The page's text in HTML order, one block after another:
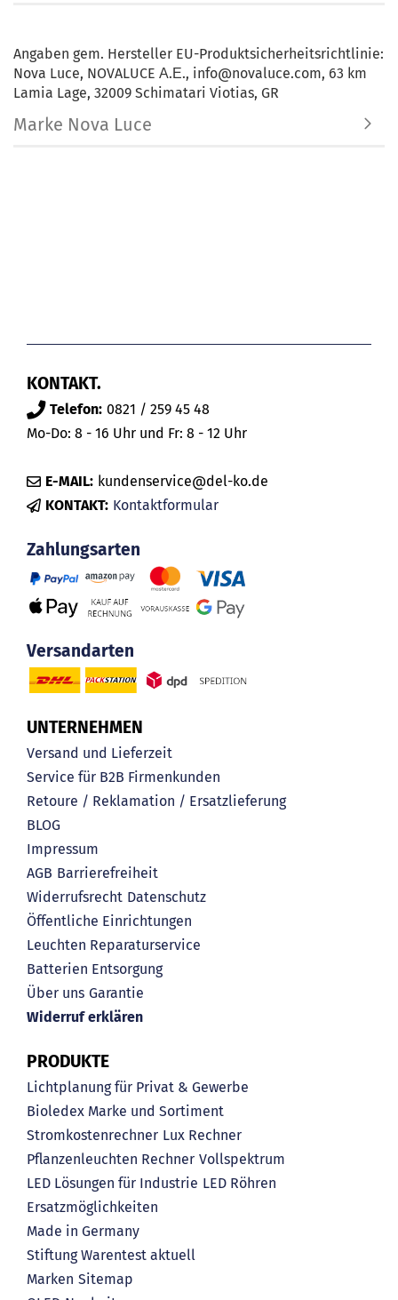
Angaben gem. Hersteller EU-Produktsicherheitsrichtlinie:
Nova Luce, NOVALUCE Α.Ε., info@novaluce.com, 63 km
Lamia Lage, 32009 Schimatari Viotias, GR
Marke Nova Luce
KONTAKT.
Telefon: 0821 / 259 45 48
Mo-Do: 8 - 16 Uhr und Fr: 8 - 12 Uhr
E-MAIL: kundenservice@del-ko.de
KONTAKT: Kontaktformular
Zahlungsarten
Versandarten
UNTERNEHMEN
Versand und Lieferzeit
Service für B2B Firmenkunden
Retoure / Reklamation / Ersatzlieferung
BLOG
Impressum
AGB Barrierefreiheit
Widerrufsrecht Datenschutz
Öffentliche Einrichtungen
Leuchten Reparaturservice
Batterien Entsorgung
Über uns Garantie
Widerruf erklären
PRODUKTE
Lichtplanung für Privat & Gewerbe
Bioledex Marke und Sortiment
Stromkostenrechner Lux Rechner
Pflanzenleuchten Rechner Vollspektrum
LED Lösungen für Industrie LED Röhren
Ersatzmöglichkeiten
Made in Germany
Stiftung Warentest aktuell
Marken Sitemap